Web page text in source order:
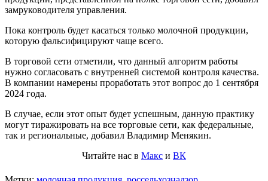
замруководителя управления.
Пока контроль будет касаться только молочной продукции,
которую фальсифицируют чаще всего.
В торговой сети отметили, что данный алгоритм работы
нужно согласовать с внутренней системой контроля качества.
В компании намерены проработать этот вопрос до 1 сентября
2024 года.
В случае, если этот опыт будет успешным, данную практику
могут тиражировать на все торговые сети, как федеральные,
так и региональные, добавил Владимир Менякин.
Читайте нас в Макс и ВК